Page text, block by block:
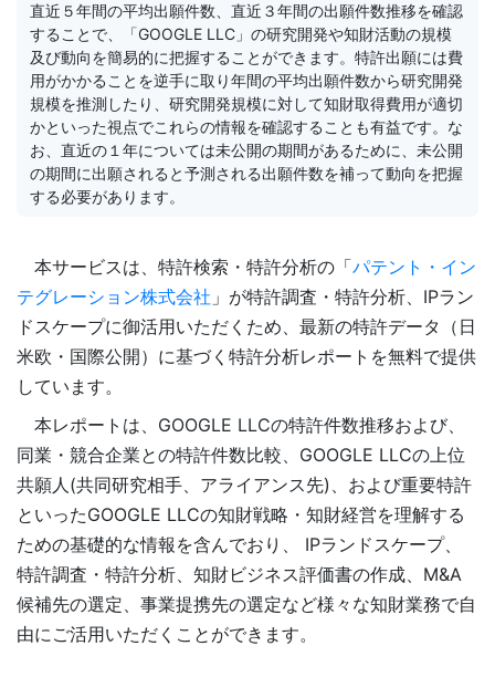
直近５年間の平均出願件数、直近３年間の出願件数推移を確認
することで、「GOOGLE LLC」の研究開発や知財活動の規模
及び動向を簡易的に把握することができます。特許出願には費
用がかかることを逆手に取り年間の平均出願件数から研究開発
規模を推測したり、研究開発規模に対して知財取得費用が適切
かといった視点でこれらの情報を確認することも有益です。な
お、直近の１年については未公開の期間があるために、未公開
の期間に出願されると予測される出願件数を補って動向を把握
する必要があります。
本サービスは、特許検索・特許分析の「パテント・イン
テグレーション株式会社 」が特許調査・特許分析、IPラン
ドスケープに御活用いただくため、最新の特許データ（日
米欧・国際公開）に基づく特許分析レポートを無料で提供
しています。
本レポートは、GOOGLE LLCの特許件数推移および、
同業・競合企業との特許件数比較、GOOGLE LLCの上位
共願人(共同研究相手、アライアンス先)、および重要特許
といったGOOGLE LLCの知財戦略・知財経営を理解する
ための基礎的な情報を含んでおり、 IPランドスケープ、
特許調査・特許分析、知財ビジネス評価書の作成、M&A
候補先の選定、事業提携先の選定など様々な知財業務で自
由にご活用いただくことができます。